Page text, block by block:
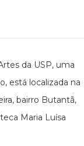
da USP, uma
está localizada na
bairro Butantã,
Maria Luísa